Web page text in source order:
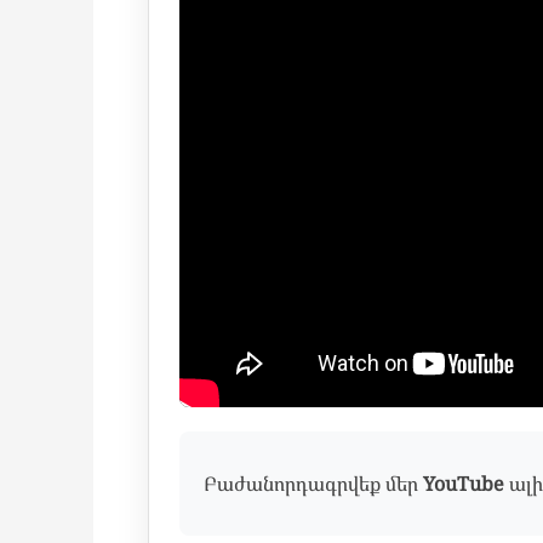
Բաժանորդագրվեք մերYouTube